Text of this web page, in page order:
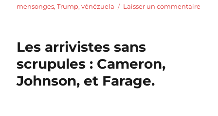
mensonges,Trump,vénézuela Laisser un commentairesur
Les arrivistes sans
scrupules : Cameron,
Johnson, et Farage.